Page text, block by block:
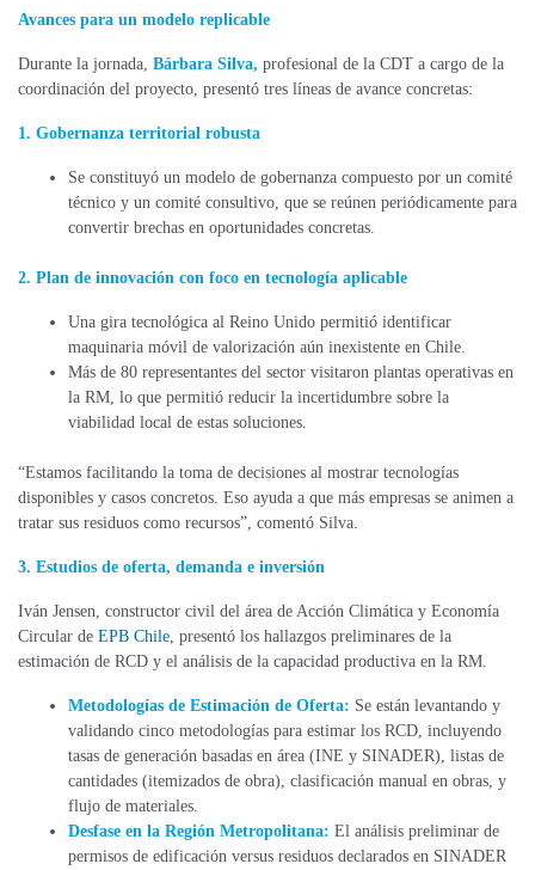
Avances para un modelo replicable
Durante la jornada, Bárbara Silva, profesional de la CDT a cargo de la
coordinación del proyecto, presentó tres líneas de avance concretas:
1. Gobernanza territorial robusta
Se constituyó un modelo de gobernanza compuesto por un comité
técnico y un comité consultivo, que se reúnen periódicamente para
convertir brechas en oportunidades concretas.
2. Plan de innovación con foco en tecnología aplicable
Una gira tecnológica al Reino Unido permitió identificar
maquinaria móvil de valorización aún inexistente en Chile.
Más de 80 representantes del sector visitaron plantas operativas en
la RM, lo que permitió reducir la incertidumbre sobre la
viabilidad local de estas soluciones.
“Estamos facilitando la toma de decisiones al mostrar tecnologías
disponibles y casos concretos. Eso ayuda a que más empresas se animen a
tratar sus residuos como recursos”, comentó Silva.
3. Estudios de oferta, demanda e inversión
Iván Jensen, constructor civil del área de Acción Climática y Economía
Circular de EPB Chile , presentó los hallazgos preliminares de la
estimación de RCD y el análisis de la capacidad productiva en la RM.
Metodologías de Estimación de Oferta: Se están levantando y
validando cinco metodologías para estimar los RCD, incluyendo
tasas de generación basadas en área (INE y SINADER), listas de
cantidades (itemizados de obra), clasificación manual en obras, y
flujo de materiales.
Desfase en la Región Metropolitana: El análisis preliminar de
permisos de edificación versus residuos declarados en SINADER